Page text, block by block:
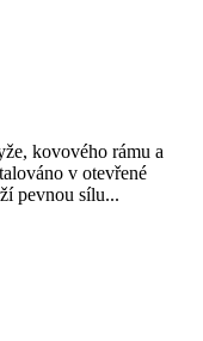
kovového rámu a
v otevřené
pevnou sílu...